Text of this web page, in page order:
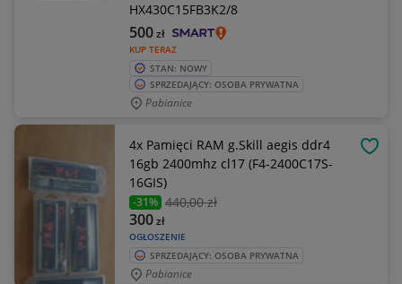
HX430C15FB3K2/8
KUP TERAZ
500zł
STAN: NOWY
SPRZEDAJĄCY: OSOBA PRYWATNA
Pabianice
4x Pamięci RAM g.Skill aegis ddr4
16gb 2400mhz cl17 (F4-2400C17S-
16GIS)
-31% 440,00 zł
OGŁOSZENIE
300zł
SPRZEDAJĄCY: OSOBA PRYWATNA
Pabianice